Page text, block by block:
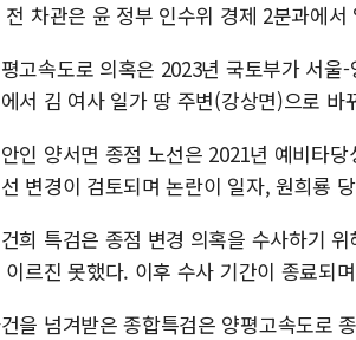
전 차관은 윤 정부 인수위 경제 2분과에
고속도로 의혹은 2023년 국토부가 서
서 김 여사 일가 땅 주변(강상면)으로 바
인 양서면 종점 노선은 2021년 예비타
변경이 검토되며 논란이 일자, 원희룡
희 특검은 종점 변경 의혹을 수사하기
이르진 못했다. 이후 수사 기간이 종료되
을 넘겨받은 종합특검은 양평고속도로